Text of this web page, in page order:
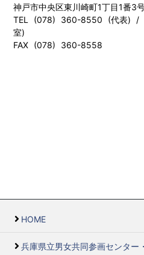
神戸市中央区東川崎町1丁目1番3
TEL (078) 360-8550 (代表) /
室)
FAX (078) 360-8558
HOME
兵庫県立男女共同参画センター